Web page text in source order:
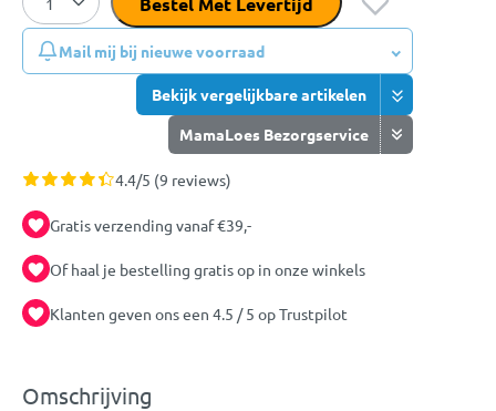
Mail mij bij nieuwe voorraad
Bekijk vergelijkbare artikelen
MamaLoes Bezorgservice
4.4/5 (9 reviews)
Gratis verzending vanaf €39,-
Of haal je bestelling gratis op in onze winkels
Klanten geven ons een 4.5 / 5 op Trustpilot
Omschrijving